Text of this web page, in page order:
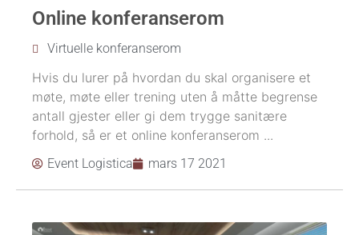
Online konferanserom
Virtuelle konferanserom
Hvis du lurer på hvordan du skal organisere et
møte, møte eller trening uten å måtte begrense
antall gjester eller gi dem trygge sanitære
forhold, så er et online konferanserom ...
Event Logistica mars 17 2021